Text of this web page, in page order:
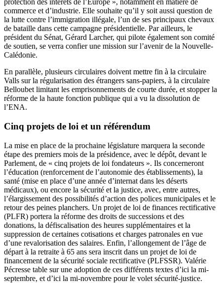
protection des intérêts de l’Europe », notamment en matière de
commerce et d’industrie. Elle souhaite qu’il y soit aussi question de
la lutte contre l’immigration illégale, l’un de ses principaux chevaux
de bataille dans cette campagne présidentielle. Par ailleurs, le
président du Sénat, Gérard Larcher, qui pilote également son comité
de soutien, se verra confier une mission sur l’avenir de la Nouvelle-
Calédonie.
En parallèle, plusieurs circulaires doivent mettre fin à la circulaire
Valls sur la régularisation des étrangers sans-papiers, à la circulaire
Belloubet limitant les emprisonnements de courte durée, et stopper la
réforme de la haute fonction publique qui a vu la dissolution de
l’ENA.
Cinq projets de loi et un référendum
La mise en place de la prochaine législature marquera la seconde
étape des premiers mois de la présidence, avec le dépôt, devant le
Parlement, de « cinq projets de loi fondateurs ». Ils concerneront
l’éducation (renforcement de l’autonomie des établissements), la
santé (mise en place d’une année d’internat dans les déserts
médicaux), ou encore la sécurité et la justice, avec, entre autres,
l’élargissement des possibilités d’action des polices municipales et le
retour des peines planchers. Un projet de loi de finances rectificative
(PLFR) portera la réforme des droits de successions et des
donations, la défiscalisation des heures supplémentaires et la
suppression de certaines cotisations et charges patronales en vue
d’une revalorisation des salaires. Enfin, l’allongement de l’âge de
départ à la retraite à 65 ans sera inscrit dans un projet de loi de
financement de la sécurité sociale rectificative (PLFSSR). Valérie
Pécresse table sur une adoption de ces différents textes d’ici la mi-
septembre, et d’ici la mi-novembre pour le volet sécurité-justice.